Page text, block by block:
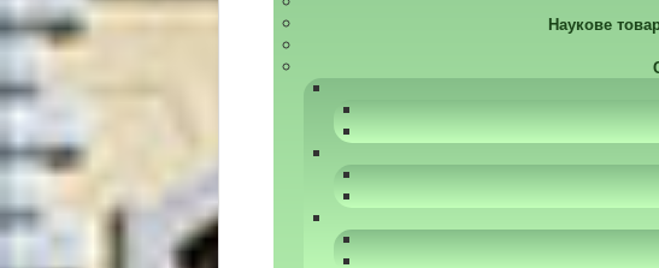
Наукове